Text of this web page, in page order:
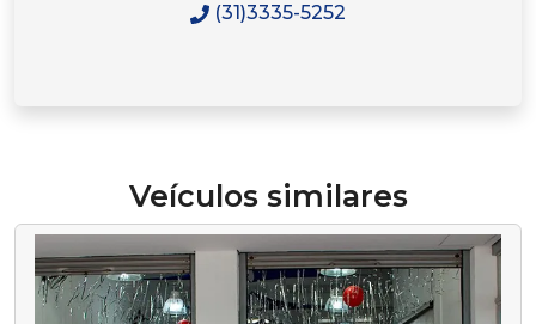
(31)3335-5252
Veículos similares